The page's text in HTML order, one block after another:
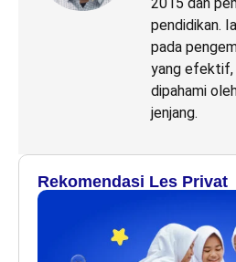
pendidikan.
pada
yang efektif,
dipahami
jenjang.
Rekomendasi Les Privat